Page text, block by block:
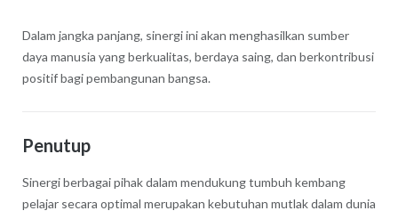
Dalam jangka panjang, sinergi ini akan menghasilkan sumber
daya manusia yang berkualitas, berdaya saing, dan berkontribusi
positif bagi pembangunan bangsa.
Penutup
Sinergi berbagai pihak dalam mendukung tumbuh kembang
pelajar secara optimal merupakan kebutuhan mutlak dalam dunia